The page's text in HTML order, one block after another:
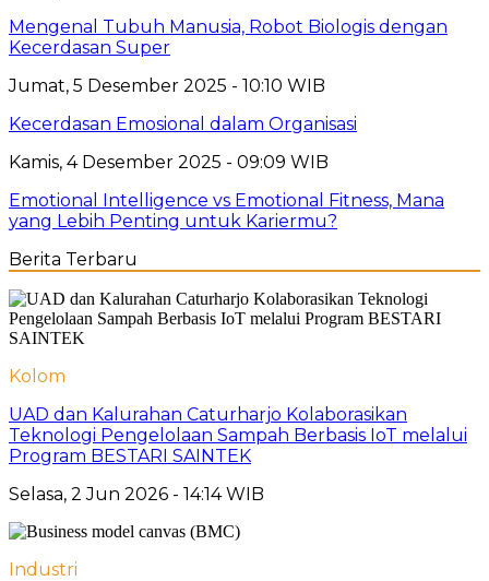
Mengenal Tubuh Manusia, Robot Biologis dengan
Kecerdasan Super
Jumat, 5 Desember 2025 - 10:10 WIB
Kecerdasan Emosional dalam Organisasi
Kamis, 4 Desember 2025 - 09:09 WIB
Emotional Intelligence vs Emotional Fitness, Mana
yang Lebih Penting untuk Kariermu?
Berita Terbaru
Kolom
UAD dan Kalurahan Caturharjo Kolaborasikan
Teknologi Pengelolaan Sampah Berbasis IoT melalui
Program BESTARI SAINTEK
Selasa, 2 Jun 2026 - 14:14 WIB
Industri